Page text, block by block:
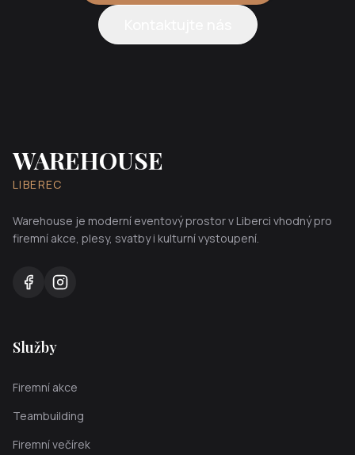
WAREHOUSE
LIBEREC
Warehouse je moderní eventový prostor v Liberci vhodný pro
firemní akce, plesy, svatby i kulturní vystoupení.
Služby
Firemní akce
Teambuilding
Firemní večírek